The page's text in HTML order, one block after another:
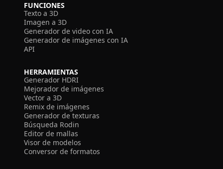
FUNCIONES
Texto a 3D
Imagen a 3D
Generador de video con IA
Generador de imágenes con IA
API
HERRAMIENTAS
Generador HDRI
Mejorador de imágenes
Vector a 3D
Remix de imágenes
Generador de texturas
Búsqueda Rodin
Editor de mallas
Visor de modelos
Conversor de formatos